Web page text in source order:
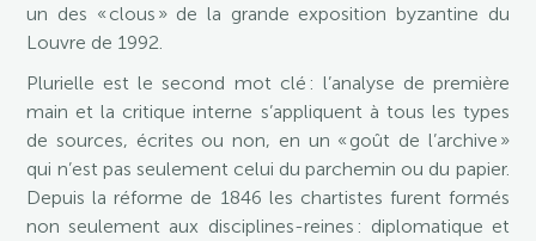
un des « clous » de la grande exposition byzantine du
Louvre de 1992.
Plurielle est le second mot clé : l’analyse de première
main et la critique interne s’appliquent à tous les types
de sources, écrites ou non, en un « goût de l’archive »
qui n’est pas seulement celui du parchemin ou du papier.
Depuis la réforme de 1846 les chartistes furent formés
non seulement aux disciplines-reines : diplomatique et